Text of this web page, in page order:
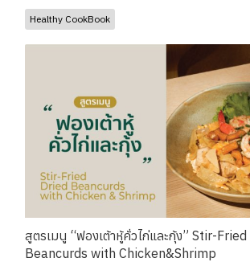
Healthy CookBook
สูตรเมนู “ฟองเต้าหู้คั่วไก่และกุ้ง” Stir-
Beancurds with Chicken&Shrimp